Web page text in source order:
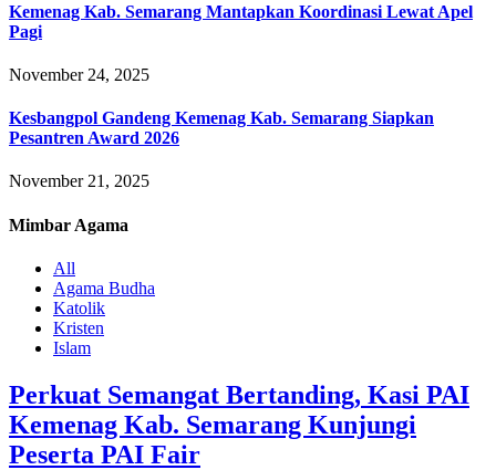
Kemenag Kab. Semarang Mantapkan Koordinasi Lewat Apel
Pagi
November 24, 2025
Kesbangpol Gandeng Kemenag Kab. Semarang Siapkan
Pesantren Award 2026
November 21, 2025
Mimbar Agama
All
Agama Budha
Katolik
Kristen
Islam
Perkuat Semangat Bertanding, Kasi PAI
Kemenag Kab. Semarang Kunjungi
Peserta PAI Fair